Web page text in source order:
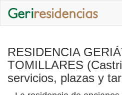
RESIDENCIA
TOMILLARES
servicios, plazas y